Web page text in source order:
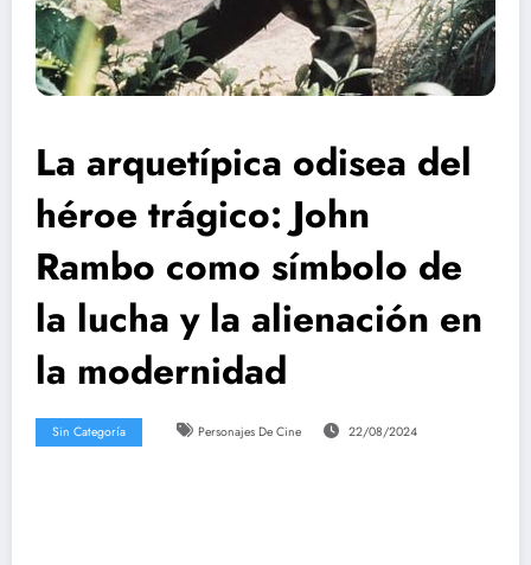
La arquetípica odisea del
héroe trágico: John
Rambo como símbolo de
la lucha y la alienación en
la modernidad
Sin Categoría Personajes De Cine 22/08/2024